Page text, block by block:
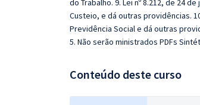
do Trabalho. 9. Lei nº 8.212, de 24
Custeio, e dá outras providências.
Previdência Social e dá outras
5. Não serão ministrados PDFs
Conteúdo deste curso